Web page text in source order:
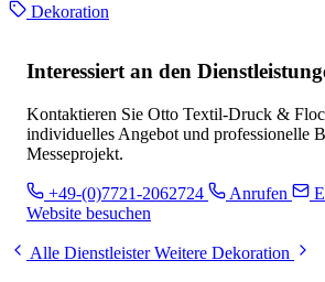
Dekoration
Interessiert an den
Kontaktieren Sie Otto Textil-Druck &
individuelles Angebot und professionelle
Messeprojekt.
+49-(0)7721-2062724 Anrufen
Website besuchen
Alle DienstleisterWeitere Dekoration